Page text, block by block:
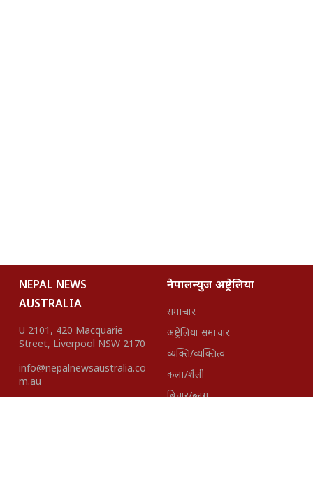
NEPAL NEWS
AUSTRALIA
U 2101, 420 Macquarie
Street, Liverpool NSW 2170
info@nepalnewsaustralia.co
m.au
नेपालन्युज अष्ट्रेलिया
समाचार
अष्ट्रेलिया समाचार
व्यक्ति/व्यक्तित्व
कला/शैली
बिचार/ब्लग